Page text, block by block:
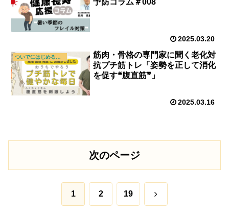
予防コラム＃008
2025.03.20
ついでにはじめる新習慣
筋肉・骨格の専門家に聞く老化対
抗プチ筋トレ「姿勢を正して消化
を促す❝腹直筋❞」
2025.03.16
次のページ
1 2 19 次